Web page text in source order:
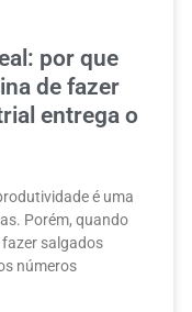
por que
de fazer
entrega o
é uma
Porém, quando
salgados
números